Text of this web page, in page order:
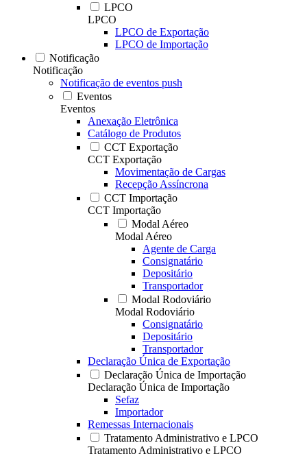
LPCO
LPCO
LPCO de Exportação
LPCO de Importação
Notificação
Notificação
Notificação de eventos push
Eventos
Eventos
Anexação Eletrônica
Catálogo de Produtos
CCT Exportação
CCT Exportação
Movimentação de Cargas
Recepção Assíncrona
CCT Importação
CCT Importação
Modal Aéreo
Modal Aéreo
Agente de Carga
Consignatário
Depositário
Transportador
Modal Rodoviário
Modal Rodoviário
Consignatário
Depositário
Transportador
Declaração Única de Exportação
Declaração Única de Importação
Declaração Única de Importação
Sefaz
Importador
Remessas Internacionais
Tratamento Administrativo e LPCO
Tratamento Administrativo e LPCO